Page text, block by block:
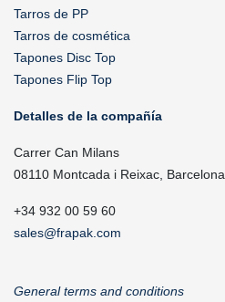
Tarros de PP
Tarros de cosmética
Tapones Disc Top
Tapones Flip Top
Detalles de la compañía
Carrer Can Milans
08110 Montcada i Reixac, Barcelona
+34 932 00 59 60
sales@frapak.com
General terms and conditions